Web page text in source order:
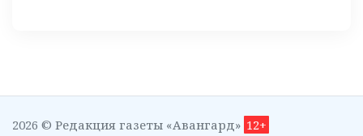
2026 © Редакция газеты «Авангард» 12+